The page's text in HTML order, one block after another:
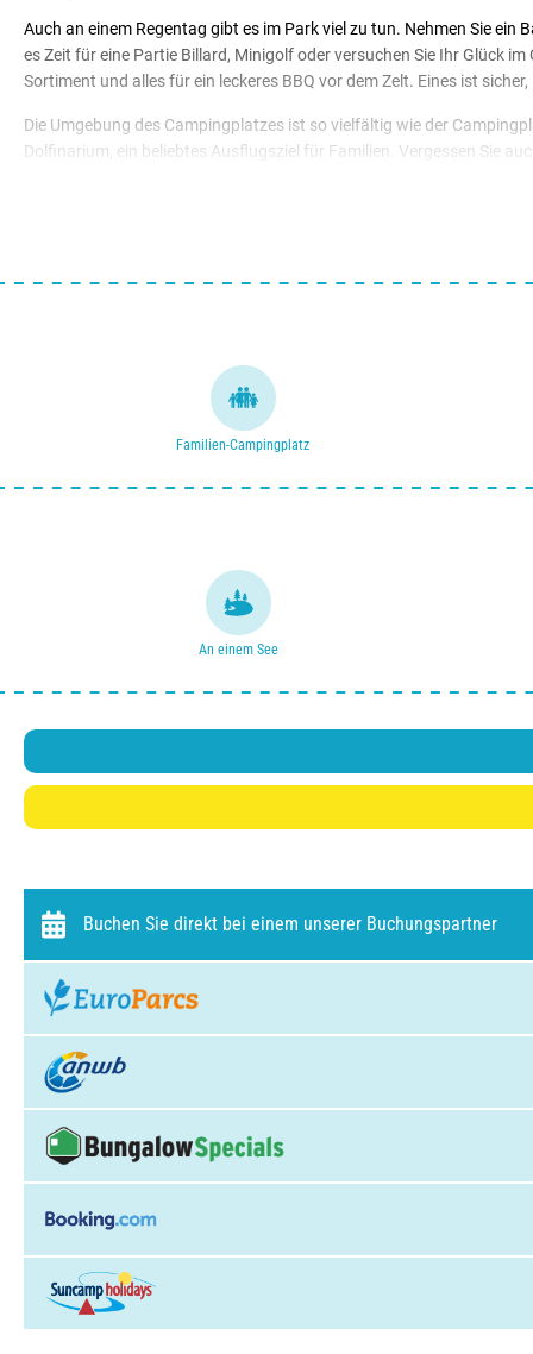
Auch an einem Regentag gibt es im Park viel zu tun. Nehmen Sie
es Zeit für eine Partie Billard, Minigolf oder versuchen Sie Ihr Glück
Sortiment und alles für ein leckeres BBQ vor dem Zelt. Eines ist
Die Umgebung des Campingplatzes ist so vielfältig wie der
Dolfinarium, ein beliebtes Ausflugsziel für Familien. Vergessen Sie
Familien-Campingplatz
An einem See
Buchen Sie direkt bei einem unserer Buchungspartner